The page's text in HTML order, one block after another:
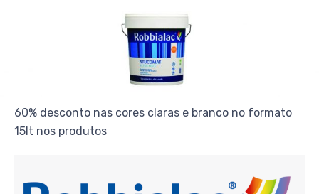
60% desconto nas cores claras e branco no formato
15lt nos produtos